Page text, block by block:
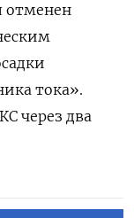
отменен
тока».
через два